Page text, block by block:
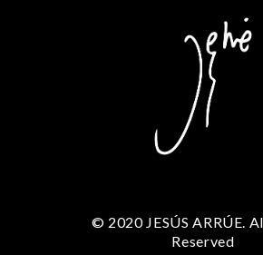
© 2020 JESÚS ARRÚE.
Reserved